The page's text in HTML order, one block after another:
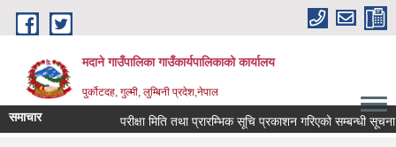
Skip to main content
मदाने गाउँपालिका गाउँकार्यपालिकाको कार्यालय
पुर्कोटदह, गुल्मी, लुम्बिनी प्रदेश,नेपाल
समाचार परीक्षा मिति तथा प्रारम्भिक सूचि प्रकाशन गरिएको सम्बन्धी सूचना